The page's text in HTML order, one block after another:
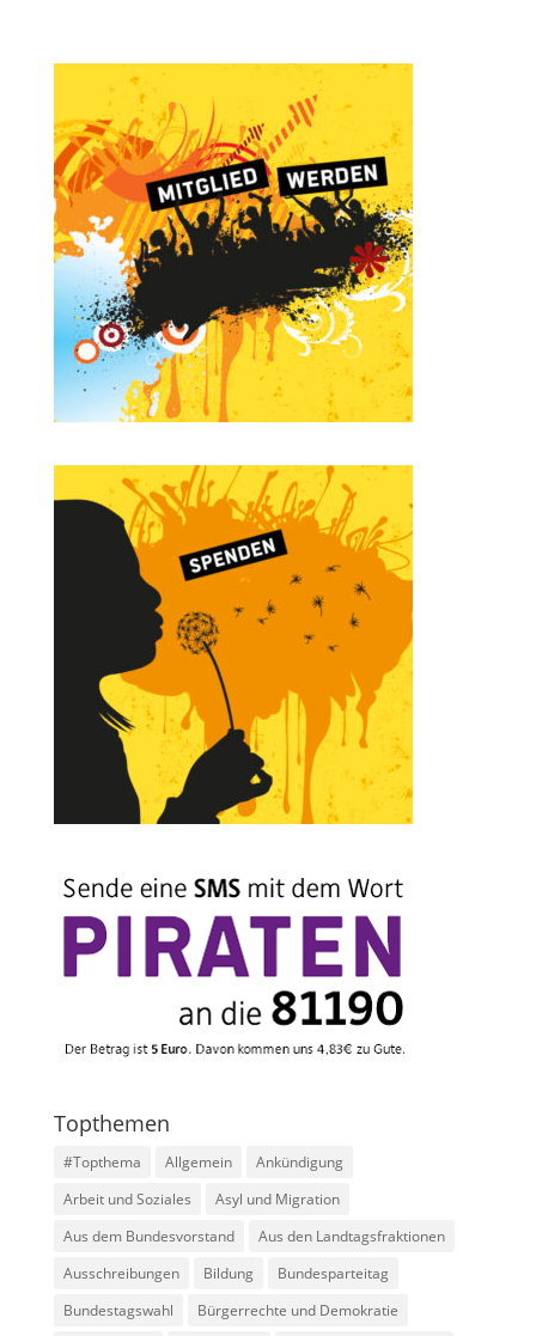
Topthemen
#Topthema Allgemein
Ankündigung
Arbeit und Soziales
Asyl und Migration
Aus dem Bundesvorstand
Aus den Landtagsfraktionen
Ausschreibungen
Bildung
Bundesparteitag
Bundestagswahl
Bürgerrechte und Demokratie